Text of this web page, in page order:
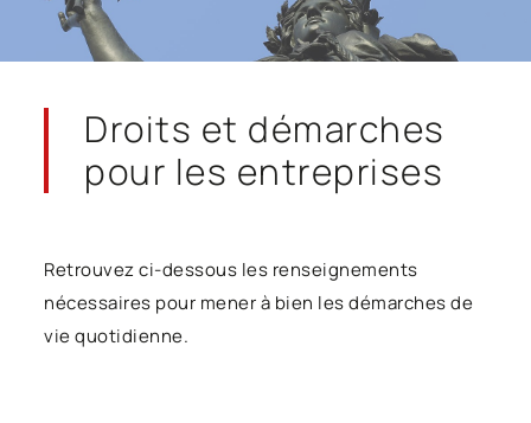
Droits et démarches
pour les entreprises
Retrouvez ci-dessous les renseignements
nécessaires pour mener à bien les démarches de
vie quotidienne.